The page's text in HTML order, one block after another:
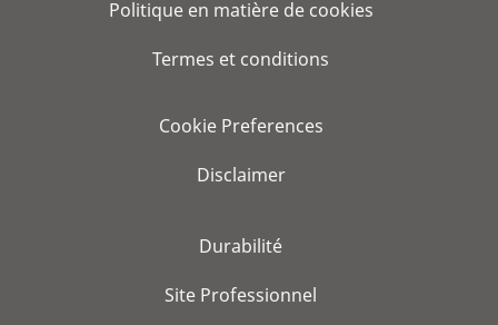
Politique en matière de cookies
Termes et conditions
Cookie Preferences
Disclaimer
Durabilité
Site Professionnel